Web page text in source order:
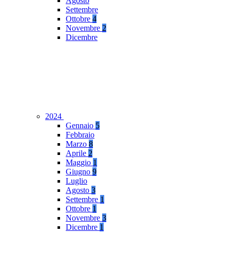
Settembre
Ottobre 4
Novembre 2
Dicembre
2024
Gennaio 5
Febbraio
Marzo 8
Aprile 2
Maggio 1
Giugno 9
Luglio
Agosto 3
Settembre 1
Ottobre 1
Novembre 3
Dicembre 1